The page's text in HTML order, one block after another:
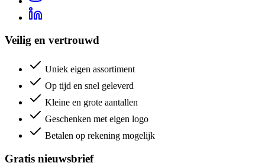
Veilig en vertrouwd
Uniek eigen assortiment
Op tijd en snel geleverd
Kleine en grote aantallen
Geschenken met eigen logo
Betalen op rekening mogelijk
Gratis nieuwsbrief